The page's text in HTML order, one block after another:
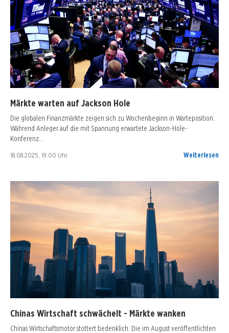
Märkte warten auf Jackson Hole
Die globalen Finanzmärkte zeigen sich zu Wochenbeginn in Warteposition.
Während Anleger auf die mit Spannung erwartete Jackson-Hole-
Konferenz…
18.08.2025, 19:00 Uhr Weiterlesen
Chinas Wirtschaft schwächelt - Märkte wanken
Chinas Wirtschaftsmotor stottert bedenklich. Die im August veröffentlichten